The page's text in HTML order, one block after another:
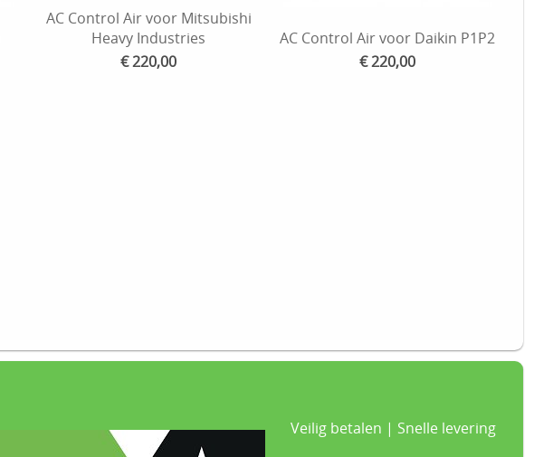
AC Control Air voor Mitsubishi
Heavy Industries
€ 220,00
AC Control Air voor Daikin P1P2
€ 220,00
Veilig betalen | Snelle levering